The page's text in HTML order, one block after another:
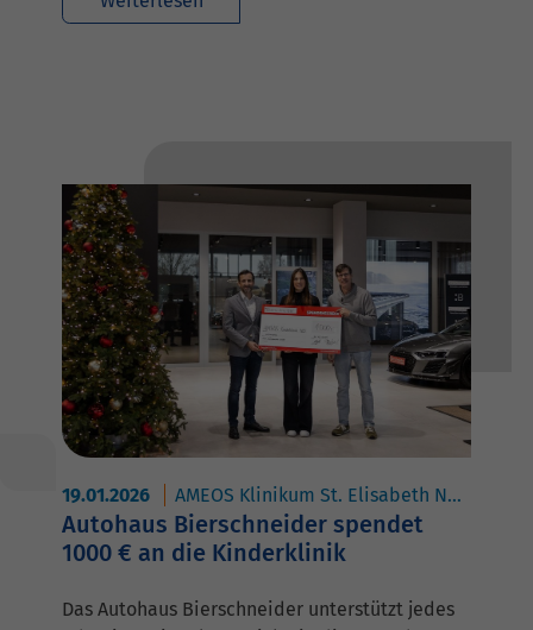
19.01.2026 AMEOS Klinikum St. Elisabeth Neuburg
Autohaus Bierschneider spendet
1000 € an die Kinderklinik
Das Autohaus Bierschneider unterstützt jedes